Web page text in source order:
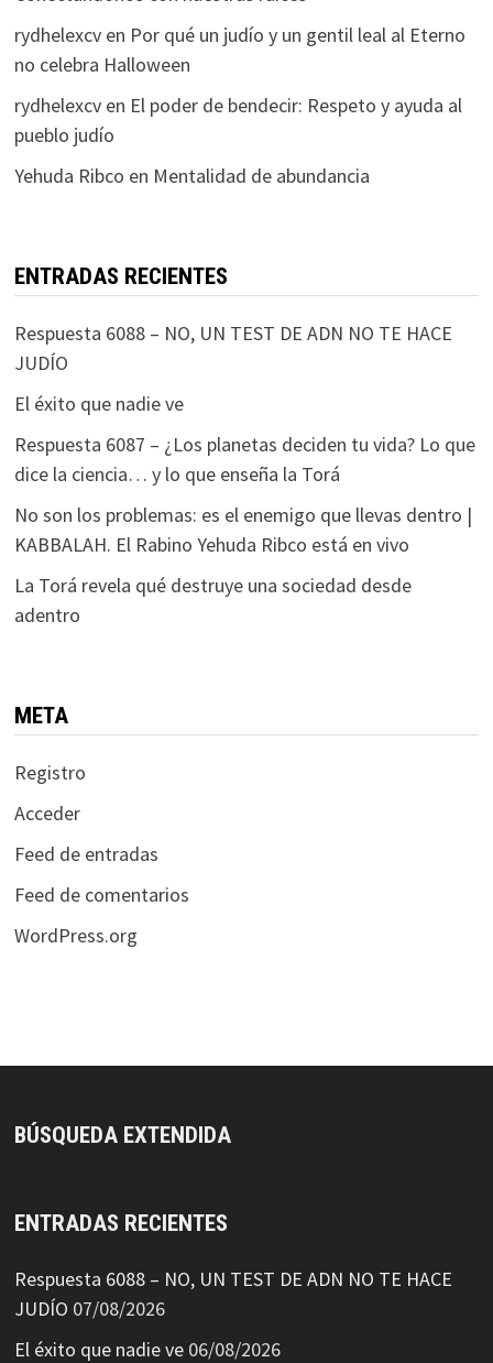
rydhelexcven Por qué un judío y un gentil leal al Eterno
no celebra Halloween
rydhelexcven El poder de bendecir: Respeto y ayuda al
pueblo judío
Yehuda Ribco en Mentalidad de abundancia
ENTRADAS RECIENTES
Respuesta 6088 – NO, UN TEST DE ADN NO TE HACE
JUDÍO
El éxito que nadie ve
Respuesta 6087 – ¿Los planetas deciden tu vida? Lo que
dice la ciencia… y lo que enseña la Torá
No son los problemas: es el enemigo que llevas dentro |
KABBALAH. El Rabino Yehuda Ribco está en vivo
La Torá revela qué destruye una sociedad desde
adentro
META
Registro
Acceder
Feed de entradas
Feed de comentarios
WordPress.org
BÚSQUEDA EXTENDIDA
ENTRADAS RECIENTES
Respuesta 6088 – NO, UN TEST DE ADN NO TE HACE
JUDÍO 07/08/2026
El éxito que nadie ve 06/08/2026